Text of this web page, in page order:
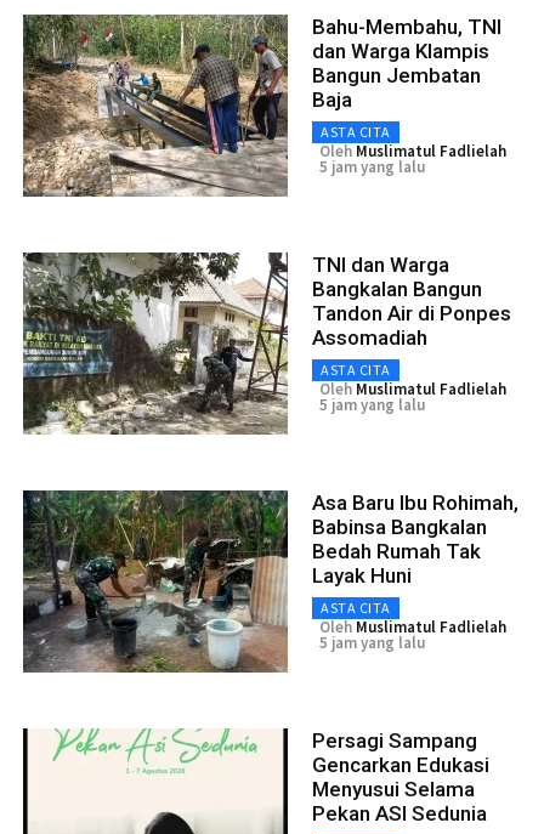
Bahu-Membahu, TNI
dan Warga Klampis
Bangun Jembatan
Baja
ASTA CITA
Oleh Muslimatul Fadlielah
5 jam yang lalu
TNI dan Warga
Bangkalan Bangun
Tandon Air di Ponpes
Assomadiah
ASTA CITA
Oleh Muslimatul Fadlielah
5 jam yang lalu
Asa Baru Ibu Rohimah,
Babinsa Bangkalan
Bedah Rumah Tak
Layak Huni
ASTA CITA
Oleh Muslimatul Fadlielah
5 jam yang lalu
Persagi Sampang
Gencarkan Edukasi
Menyusui Selama
Pekan ASI Sedunia